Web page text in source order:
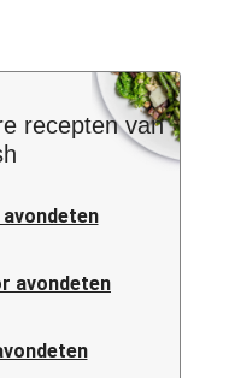
recepten van
avondeten